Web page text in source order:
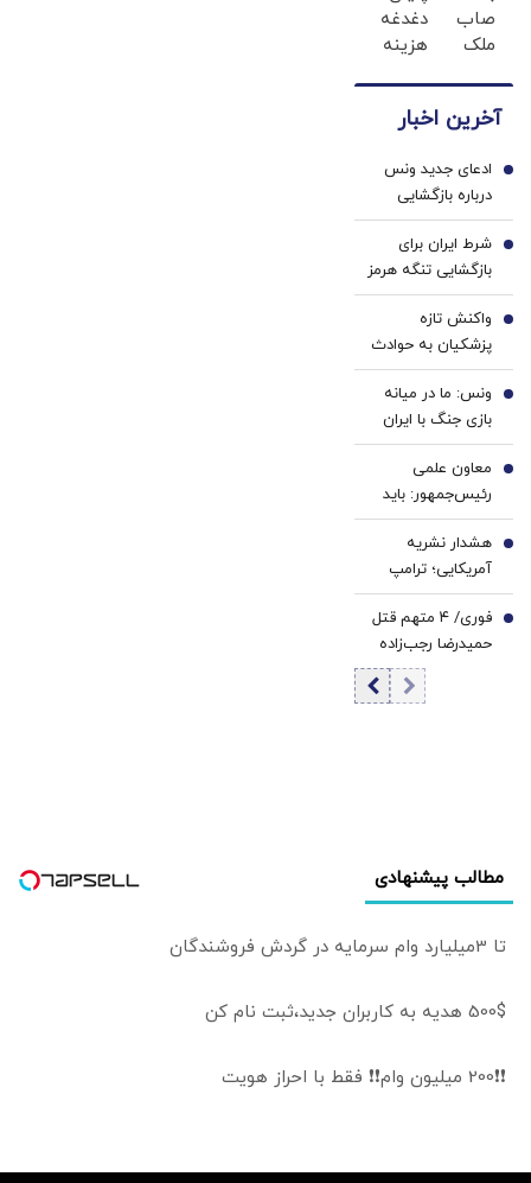
حتی با
10
صاب
ملک
در
شریک
شی!
دغدغه
هزینه
پزشکی
سفید
کننده
خانگی
آخرین اخبار
ادعای جدید ونس
درباره بازگشایی
تنگه هرمز: ایران
وعده عبور حداکثری
نفت از هرمز را داده
است
1
شرط ایران برای
بازگشایی تنگه هرمز
اعلام شد؟
2
واکنش تازه
پزشکیان به حوادث
دی ماه / آن
اتفاقات به هیچ
وجه قابل قبول نبود؛
نباید اشتباهات را
تکرار کنیم!
3
ونس: ما در میانه
بازی جنگ با ایران
هستیم
4
معاون علمی
رئیس‌جمهور: باید
منتظر سقوط رتبه
علمی ایران در
سطح جهانی باشیم
5
هشدار نشریه
آمریکایی؛ ترامپ
پیش از آنکه دیر
شود، از مارپیچ
جنگ با ایران خارج
شود/ جنگ ایران
می‌تواند دو شریان
6
فوری/ ۴ متهم قتل
حمیدرضا رجب‌زاده
بازداشت شدند
7
مطالب پیشنهادی
تا 3میلیارد وام سرمایه در گردش فروشندگان
500$ هدیه به کاربران جدید،ثبت نام کن
❗❗200 میلیون وام❗❗ فقط با احراز هویت